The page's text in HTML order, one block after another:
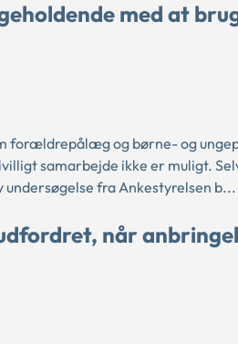
med at
forældrepålæg og børne- og
samarbejde ikke er muligt.
fra Ankestyrelsen b...
når